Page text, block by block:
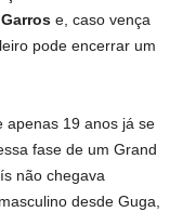
e, caso vença
pode encerrar um
apenas 19 anos já se
fase de um Grand
não chegava
desde Guga,